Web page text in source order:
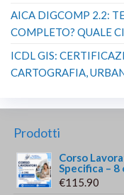
AICA DIGCOMP 2.2:
COMPLETO? QUALE
ICDL GIS:
CARTOGRAFIA,
Prodotti
Corso
Specifica –
€115.90